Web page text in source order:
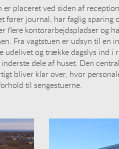
er placeret ved siden af
fører journal, har faglig sparing
flere kontorarbejdspladser og
Fra vagtstuen er udsyn til en
udelivet og trække dagslys ind i
inderste dele af huset. Den
bliver klar over, hvor
til sengestuerne.